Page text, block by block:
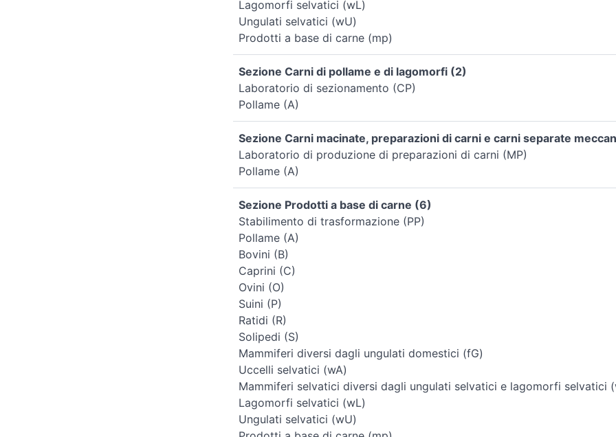
Lagomorfi selvatici (wL)
Ungulati selvatici (wU)
Prodotti a base di carne (mp)
Sezione Carni di pollame e di lagomorfi (2)
Laboratorio di sezionamento (CP)
Pollame (A)
Sezione Carni macinate, preparazioni di carni e carni separate
Laboratorio di produzione di preparazioni di carni (MP)
Pollame (A)
Sezione Prodotti a base di carne (6)
Stabilimento di trasformazione (PP)
Pollame (A)
Bovini (B)
Caprini (C)
Ovini (O)
Suini (P)
Ratidi (R)
Solipedi (S)
Mammiferi diversi dagli ungulati domestici (fG)
Uccelli selvatici (wA)
Mammiferi selvatici diversi dagli ungulati selvatici e lagomorfi selvatici
Lagomorfi selvatici (wL)
Ungulati selvatici (wU)